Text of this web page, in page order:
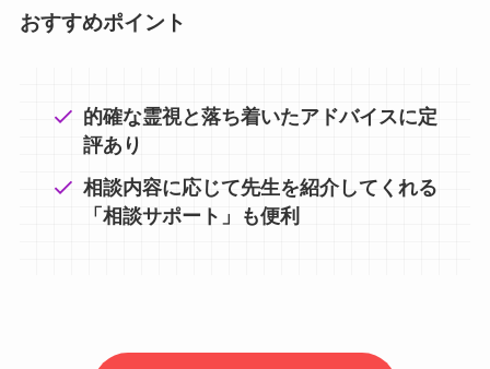
おすすめポイント
的確な霊視と落ち着いたアドバイスに定
評あり
相談内容に応じて先生を紹介してくれる
「相談サポート」も便利